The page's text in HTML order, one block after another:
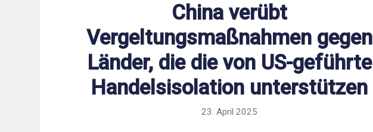
China verübt
Vergeltungsmaßnahmen gegen
Länder, die die von US-geführte
Handelsisolation unterstützen
23. April 2025